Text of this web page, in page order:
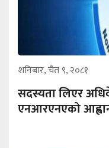
शनिबार, चैत ९, २०८१
सदस्यता लिएर
एनआरएनएको